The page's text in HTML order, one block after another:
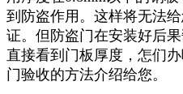
到防盗作用。这样将无法
证。但防盗门在安装好后
直接看到门板厚度，怎们
门验收的方法介绍给您。